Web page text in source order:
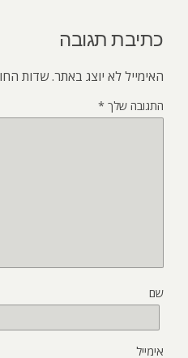
כתיבת תגובה
האימייל לא יוצג באתר.שדות
התגובה שלך *
שם
אימייל